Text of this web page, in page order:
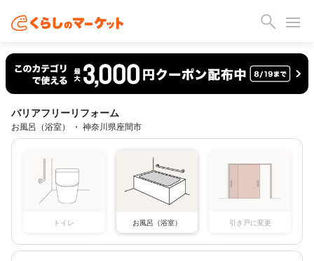
バリアフリーリフォーム
お風呂（浴室） ・ 神奈川県座間市
トイレ お風呂（浴室） 引き戸に変更